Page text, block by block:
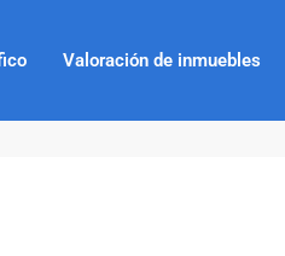
Valoración de inmuebles